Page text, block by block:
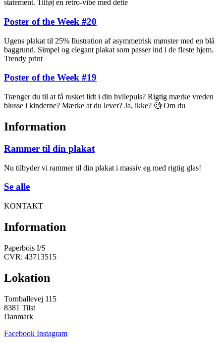
statement. Tilføj en retro-vibe med dette
Poster of the Week #20
Ugens plakat til 25% Ilustration af asymmetrisk mønster med en blå
baggrund. Simpel og elegant plakat som passer ind i de fleste hjem.
Trendy print
Poster of the Week #19
Trænger du til at få rusket lidt i din hvilepuls? Rigtig mærke vreden
blusse i kinderne? Mærke at du lever? Ja, ikke? 🧐 Om du
Information
Rammer til din plakat
Nu tilbyder vi rammer til din plakat i massiv eg med rigtig glas!
Se alle
KONTAKT
Information
Paperbois I/S
CVR: 43713515
Lokation
Tornballevej 115
8381 Tilst
Danmark
Facebook Instagram